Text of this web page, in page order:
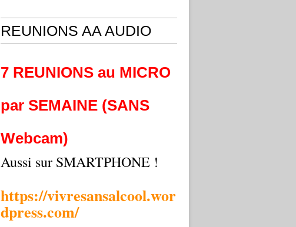
REUNIONS AA AUDIO
7 REUNIONS au MICRO
par SEMAINE (SANS
Webcam)
Aussi sur SMARTPHONE !
https://vivresansalcool.wor
dpress.com/